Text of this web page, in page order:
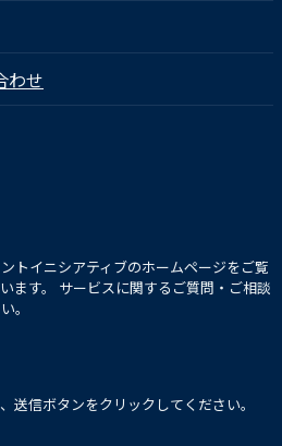
せ
トイニシアティブのホームページをご覧
ます。 サービスに関するご質問・ご相談
。
送信ボタンをクリックしてください。